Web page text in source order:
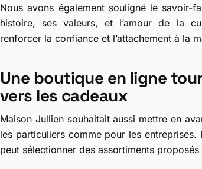
Nous avons également souligné le savoir-
histoire, ses valeurs, et l’amour de la
renforcer la confiance et l’attachement à la
Une boutique en ligne
vers les cadeaux
Maison Jullien souhaitait aussi mettre en
les particuliers comme pour les
peut sélectionner des assortiments